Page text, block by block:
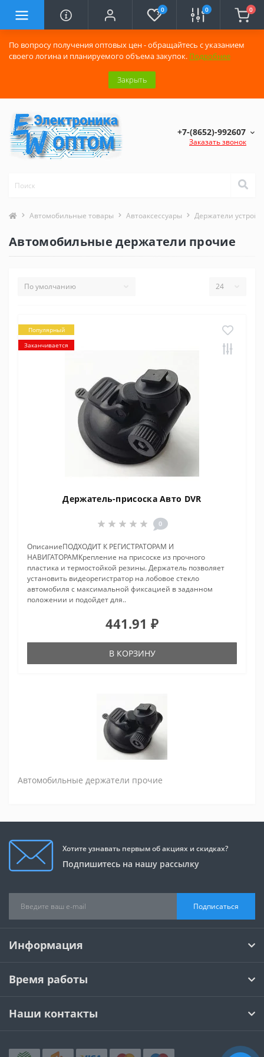
По вопросу получения оптовых цен - обращайтесь с указанием
своего логина и планируемого объема закупок. Подробнее
Закрыть
0 0 0
+7-(8652)-992607
Заказать звонок
Автомобильные товары Автоаксессуары Держатели
Автомобильные держатели прочие
Популярный
Заканчивается
Держатель-присоска Авто DVR
0
ОписаниеПОДХОДИТ К РЕГИСТРАТОРАМ И
НАВИГАТОРАМКрепление на присоске из прочного
пластика и термостойкой резины. Держатель позволяет
установить видеорегистратор на лобовое стекло
автомобиля с максимальной фиксацией в заданном
положении и подойдет для..
441.91 ₽
В КОРЗИНУ
Автомобильные держатели прочие
Хотите узнавать первым об акциях и скидках?
Подпишитесь на нашу рассылку
Подписаться
Информация
Время работы
Наши контакты